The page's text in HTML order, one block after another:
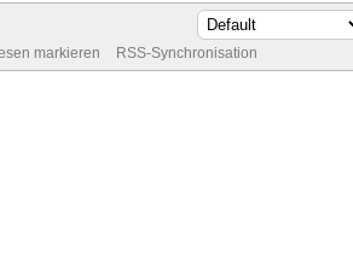
markieren RSS-Synchronisation